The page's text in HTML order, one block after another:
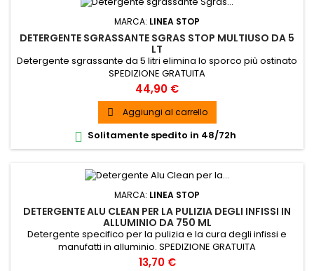
MARCA: LINEA STOP
DETERGENTE SGRASSANTE SGRAS STOP MULTIUSO DA 5
LT
Detergente sgrassante da 5 litri elimina lo sporco più ostinato
SPEDIZIONE GRATUITA
Prezzo
44,90 €
 Aggiungi al carrello
 Solitamente spedito in 48/72h
MARCA: LINEA STOP
DETERGENTE ALU CLEAN PER LA PULIZIA DEGLI INFISSI IN
ALLUMINIO DA 750 ML
Detergente specifico per la pulizia e la cura degli infissi e
manufatti in alluminio. SPEDIZIONE GRATUITA
Prezzo
13,70 €